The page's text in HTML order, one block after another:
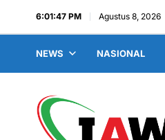
6:01:48 PM Agustus 8, 2026
NEWS NASIONAL